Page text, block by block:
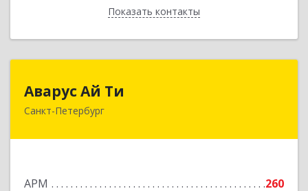
Показать контакты
Назад
Аварус Ай Ти
Санкт-Петербург
АРМ
260
191124, Санкт-Петербург г, Новгородская ул,